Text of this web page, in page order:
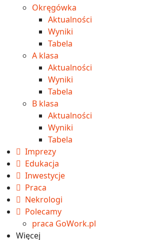
Okręgówka
Aktualności
Wyniki
Tabela
A klasa
Aktualności
Wyniki
Tabela
B klasa
Aktualności
Wyniki
Tabela
Imprezy
Edukacja
Inwestycje
Praca
Nekrologi
Polecamy
praca GoWork.pl
Więcej